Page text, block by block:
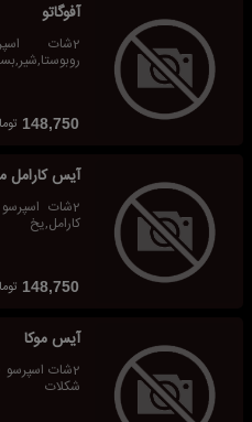
آفوگاتو
148,750
آیس کارامل
کارامل,یخ
148,750
آیس موکا
شکلات